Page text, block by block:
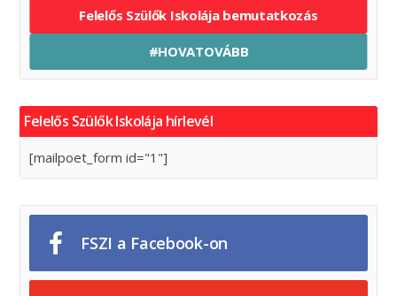
Felelős Szülők Iskolája bemutatkozás
#HOVATOVÁBB
Felelős Szülők Iskolája hírlevél
[mailpoet_form id="1"]
FSZI a Facebook-on